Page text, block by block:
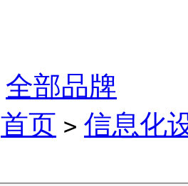
全部品牌
首页 > 信息化